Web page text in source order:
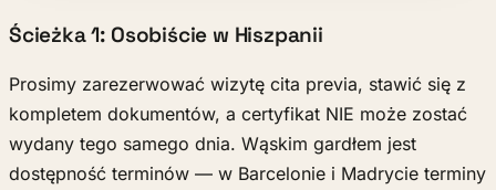
Ścieżka 1: Osobiście w Hiszpanii
Prosimy zarezerwować wizytę cita previa, stawić się z
kompletem dokumentów, a certyfikat NIE może zostać
wydany tego samego dnia. Wąskim gardłem jest
dostępność terminów — w Barcelonie i Madrycie terminy